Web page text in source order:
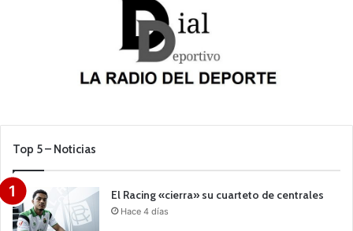
Top 5 – Noticias
El Racing «cierra» su cuarteto de centrales
Hace 4 días